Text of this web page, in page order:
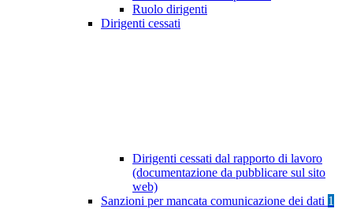
Ruolo dirigenti
Dirigenti cessati
Dirigenti cessati dal rapporto di lavoro
(documentazione da pubblicare sul sito
web)
Sanzioni per mancata comunicazione dei dati 1